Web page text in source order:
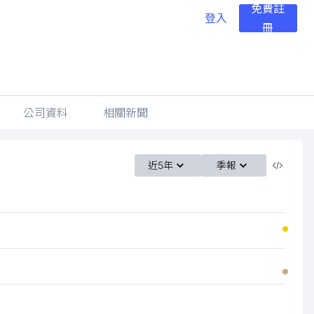
登入
免費註
冊
公司資料 相關新聞
近5年 季報